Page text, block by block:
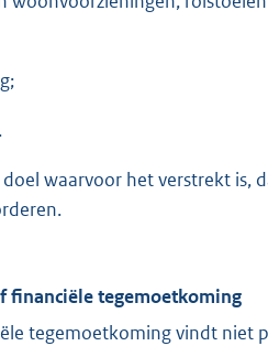
waarvoor het verstrekt is,
financiële tegemoetkoming
tegemoetkoming vindt niet